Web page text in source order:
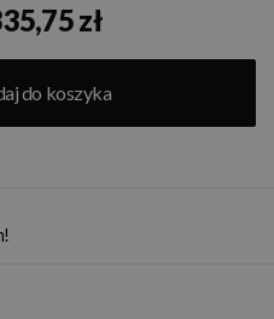
zł
do koszyka